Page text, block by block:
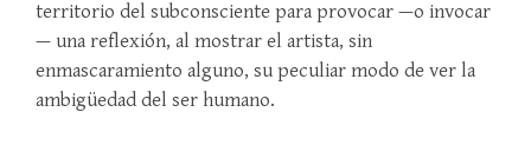
territorio del subconsciente para provocar —o invocar
— una reflexión, al mostrar el artista, sin
enmascaramiento alguno, su peculiar modo de ver la
ambigüedad del ser humano.